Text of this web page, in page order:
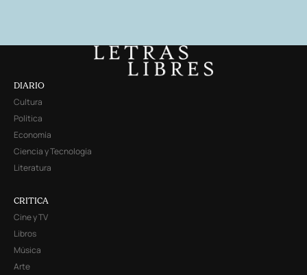
DIARIO
Cultura
Política
Economía
Ciencia y Tecnología
Literatura
CRITICA
Cine y TV
Libros
Música
Arte